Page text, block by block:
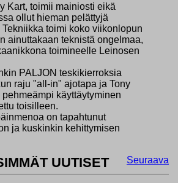
Kart, toimii mainiosti eikä
ollut hieman pelättyjä
toimi koko viikonlopun
ainuttakaan teknistä ongelmaa,
toimineelle Leinosen
PALJON teskikierroksia
raju "all-in" ajotapa ja Tony
pehmeämpi käyttäytyminen
toisilleen.
on tapahtunut
ja kuskinkin kehittymisen
Seuraava
UUTISET